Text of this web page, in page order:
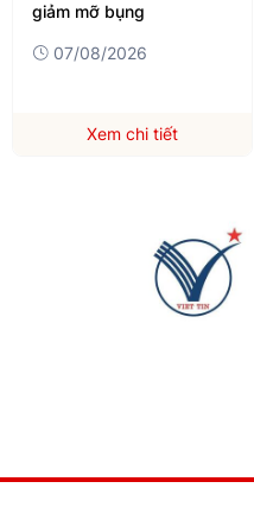
giảm mỡ bụng
07/08/2026
Xem chi tiết